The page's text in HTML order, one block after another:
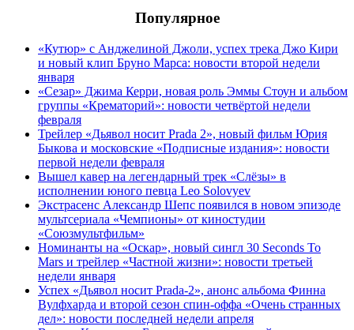
Популярное
«Кутюр» с Анджелиной Джоли, успех трека Джо Кири
и новый клип Бруно Марса: новости второй недели
января
«Сезар» Джима Керри, новая роль Эммы Стоун и альбом
группы «Крематорий»: новости четвёртой недели
февраля
Трейлер «Дьявол носит Prada 2», новый фильм Юрия
Быкова и московские «Подписные издания»: новости
первой недели февраля
Вышел кавер на легендарный трек «Слёзы» в
исполнении юного певца Leo Solovyev
Экстрасенс Александр Шепс появился в новом эпизоде
мультсериала «Чемпионы» от киностудии
«Союзмультфильм»
Номинанты на «Оскар», новый сингл 30 Seconds To
Mars и трейлер «Частной жизни»: новости третьей
недели января
Успех «Дьявол носит Prada-2», анонс альбома Финна
Вулфхарда и второй сезон спин-оффа «Очень странных
дел»: новости последней недели апреля